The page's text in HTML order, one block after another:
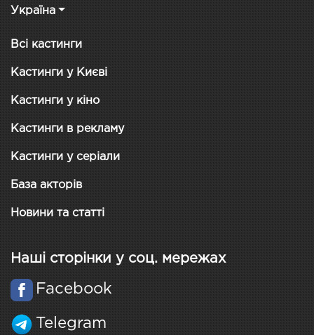
Україна
Всі кастинги
Кастинги у Києві
Кастинги у кіно
Кастинги в рекламу
Кастинги у серіали
База акторів
Новини та статті
Наші сторінки у соц. мережах
Facebook
Telegram